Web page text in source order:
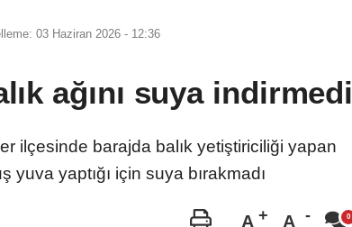
03 Haziran 2026 - 12:36
ağını suya indirmedi
ilçesinde barajda balık yetiştiriciliği yapan
yaptığı için suya bırakmadı
A A